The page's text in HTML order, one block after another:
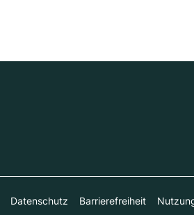
Datenschutz Barrierefreiheit